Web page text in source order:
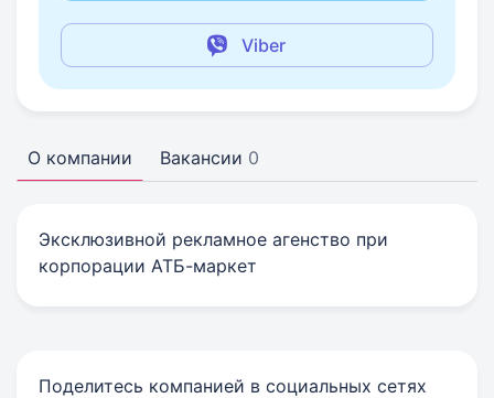
Viber
О компании Вакансии 0
Эксклюзивной рекламное агенство при
корпорации АТБ-маркет
Поделитесь компанией в социальных сетях